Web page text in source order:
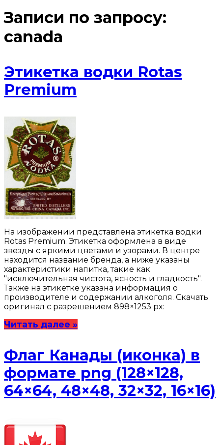
Записи по запросу:
canada
Этикетка водки Rotas
Premium
На изображении представлена этикетка водки
Rotas Premium. Этикетка оформлена в виде
звезды с яркими цветами и узорами. В центре
находится название бренда, а ниже указаны
характеристики напитка, такие как
"исключительная чистота, ясность и гладкость".
Также на этикетке указана информация о
производителе и содержании алкоголя. Скачать
оригинал с разрешением 898×1253 px:
Читать далее »
Флаг Канады (иконка) в
формате png (128×128,
64×64, 48×48, 32×32, 16×16)